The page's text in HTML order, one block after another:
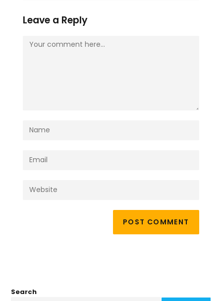
Leave a Reply
Search